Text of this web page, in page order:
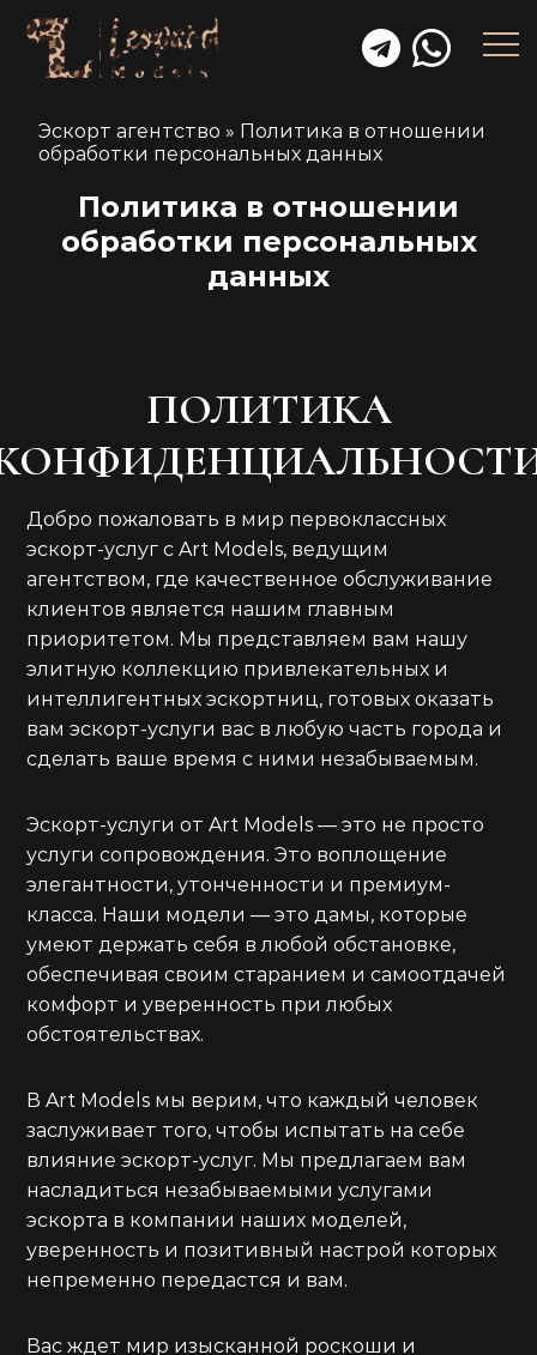
Эскорт агентство » Политика в отношении
обработки персональных данных
Политика в отношении
обработки персональных
данных
ПОЛИТИКА
Добро пожаловать в мир первоклассных
эскорт-услуг с Art Models, ведущим
агентством, где качественное обслуживание
клиентов является нашим главным
приоритетом. Мы представляем вам нашу
элитную коллекцию привлекательных и
интеллигентных эскортниц, готовых оказать
вам эскорт-услуги вас в любую часть города и
сделать ваше время с ними незабываемым.
Эскорт-услуги от Art Models — это не просто
услуги сопровождения. Это воплощение
элегантности, утонченности и премиум-
класса. Наши модели — это дамы, которые
умеют держать себя в любой обстановке,
обеспечивая своим старанием и самоотдачей
комфорт и уверенность при любых
обстоятельствах.
В Art Models мы верим, что каждый человек
заслуживает того, чтобы испытать на себе
влияние эскорт-услуг. Мы предлагаем вам
насладиться незабываемыми услугами
эскорта в компании наших моделей,
уверенность и позитивный настрой которых
непременно передастся и вам.
Вас ждет мир изысканной роскоши и